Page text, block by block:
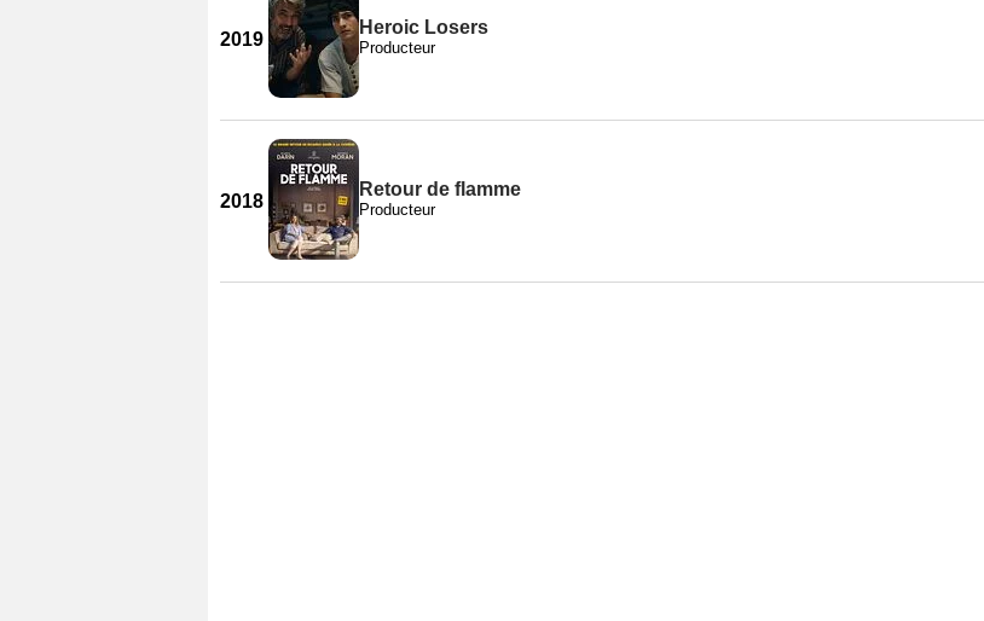
2019
Heroic Losers
Producteur
2018
Retour de flamme
Producteur